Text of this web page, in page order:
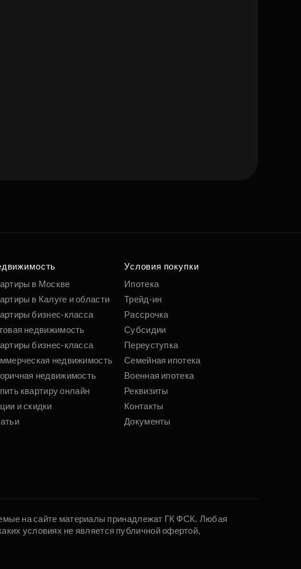
удобным вам
параметрам
Подобрать
в Москве
в Калуге и области
бизнес-класса
недвижимость
бизнес-класса
недвижимость
недвижимость
квартиру онлайн
и скидки
Условия покупки
Ипотека
Трейд-ин
Рассрочка
Субсидии
Переуступка
Семейная ипотека
Военная ипотека
Реквизиты
Контакты
Документы
на сайте материалы принадлежат ГК ФСК. Любая
условиях не является публичной офертой,